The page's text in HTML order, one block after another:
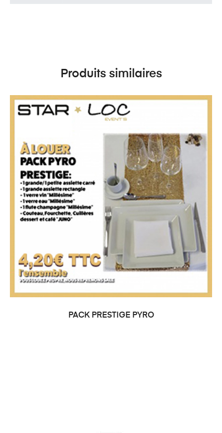
Produits similaires
PACK PRESTIGE PYRO